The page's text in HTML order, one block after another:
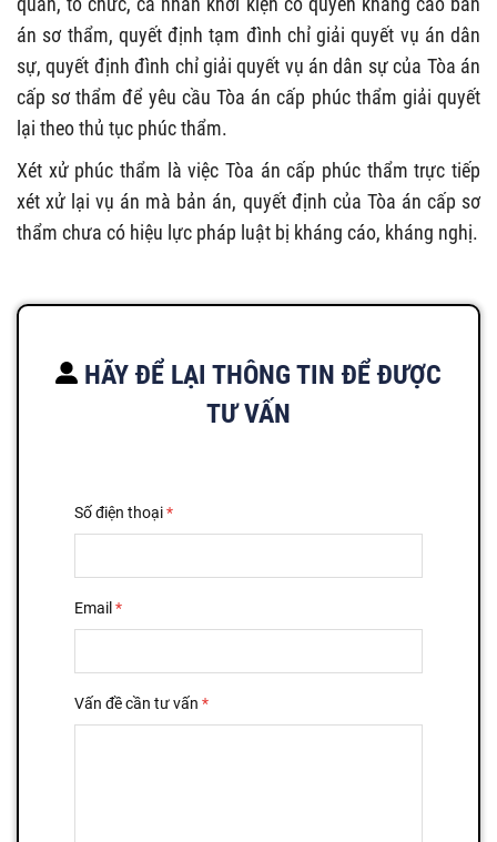
án sơ thẩm, quyết định tạm đình chỉ giải quyết vụ án dân
sự, quyết định đình chỉ giải quyết vụ án dân sự của Tòa án
cấp sơ thẩm để yêu cầu Tòa án cấp phúc thẩm giải quyết
lại theo thủ tục phúc thẩm.
Xét xử phúc thẩm là việc Tòa án cấp phúc thẩm trực tiếp
xét xử lại vụ án mà bản án, quyết định của Tòa án cấp sơ
thẩm chưa có hiệu lực pháp luật bị kháng cáo, kháng nghị.
HÃY ĐỂ LẠI THÔNG TIN ĐỂ ĐƯỢC
TƯ VẤN